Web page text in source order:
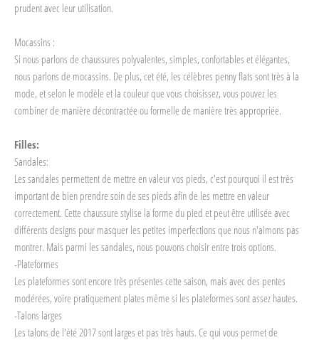
prudent avec leur utilisation.
Mocassins :
Si nous parlons de chaussures polyvalentes, simples, confortables et élégantes,
nous parlons de mocassins. De plus, cet été, les célèbres penny flats sont très à la
mode, et selon le modèle et la couleur que vous choisissez, vous pouvez les
combiner de manière décontractée ou formelle de manière très appropriée.
Filles:
Sandales:
Les sandales permettent de mettre en valeur vos pieds, c'est pourquoi il est très
important de bien prendre soin de ses pieds afin de les mettre en valeur
correctement. Cette chaussure stylise la forme du pied et peut être utilisée avec
différents designs pour masquer les petites imperfections que nous n'aimons pas
montrer. Mais parmi les sandales, nous pouvons choisir entre trois options.
-Plateformes
Les plateformes sont encore très présentes cette saison, mais avec des pentes
modérées, voire pratiquement plates même si les plateformes sont assez hautes.
-Talons larges
Les talons de l'été 2017 sont larges et pas très hauts. Ce qui vous permet de